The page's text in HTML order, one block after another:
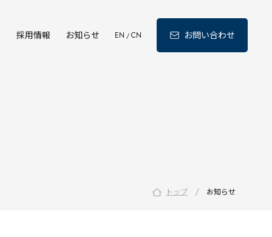
採用情報 お知らせ EN / CN お問い合わせ
トップ / お知らせ